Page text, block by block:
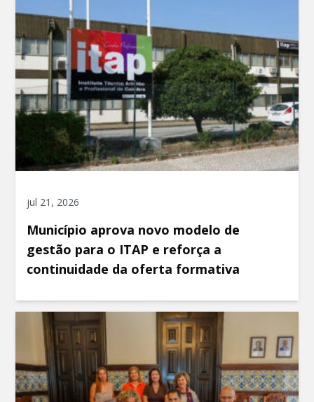
jul 21, 2026
Município aprova novo modelo de
gestão para o ITAP e reforça a
continuidade da oferta formativa